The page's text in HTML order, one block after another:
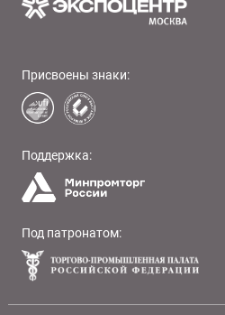
Присвоены знаки:
Поддержка:
Под патронатом: